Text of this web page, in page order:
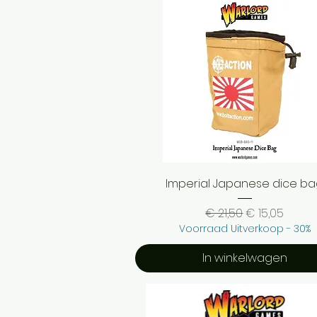
Snel overzicht
Imperial Japanese dice
Normale prijs
€ 21,50Verkoopprijs
€ 15,05
Voorraad Uitverkoop - 30%
In winkelwagen